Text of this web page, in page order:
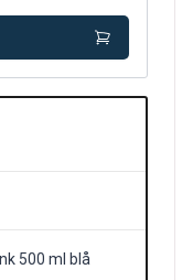
500 ml blå